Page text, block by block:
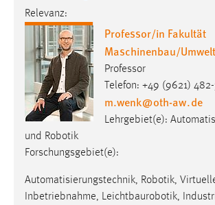
Relevanz:
Professor/in Fakultät
Maschinenbau/
Professor
Telefon: +49 (9621)
m.wenk@oth-aw.de
Lehrgebiet(e):
und Robotik
Forschungsgebiet(e):
Automatisierungstechnik, Robotik,
Inbetriebnahme, Leichtbaurobotik,